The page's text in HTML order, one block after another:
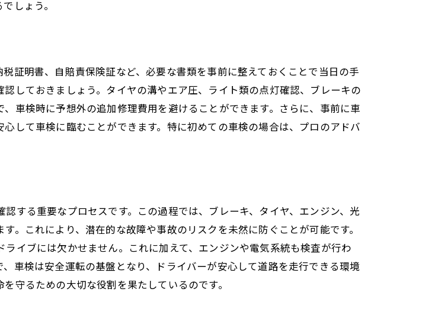
類と手続き
用の見積もり
備工場の選び方
点検とメンテナンス
テナンスとフォローアップ
られる安心感
ーライフに貢献する理由
能の向上
乗効果で快適なドライブを
しょう。
証明書、自賠責保険証など、必要な書類を事前に整えておくことで当日の手
しておきましょう。タイヤの溝やエア圧、ライト類の点灯確認、ブレーキの
車検時に予想外の追加修理費用を避けることができます。さらに、事前に車
して車検に臨むことができます。特に初めての車検の場合は、プロのアドバ
する重要なプロセスです。この過程では、ブレーキ、タイヤ、エンジン、光
。これにより、潜在的な故障や事故のリスクを未然に防ぐことが可能です。
イブには欠かせません。これに加えて、エンジンや電気系統も検査が行わ
車検は安全運転の基盤となり、ドライバーが安心して道路を走行できる環境
守るための大切な役割を果たしているのです。